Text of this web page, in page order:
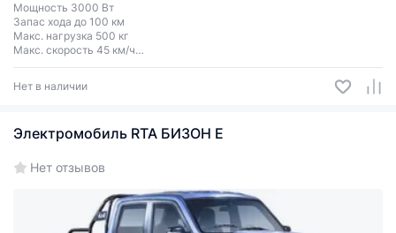
Мощность 3000 Вт
Запас хода до 100 км
Макс. нагрузка 500 кг
Макс. скорость 45 км/ч
Колеса R12
Нет в наличии
Электромобиль RTA БИЗОН Е
Нет отзывов